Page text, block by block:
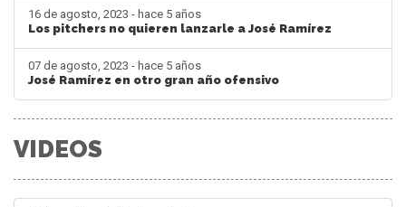
16 de agosto, 2023 - hace 5 años
Los pitchers no quieren lanzarle a José Ramírez
07 de agosto, 2023 - hace 5 años
José Ramírez en otro gran año ofensivo
VIDEOS